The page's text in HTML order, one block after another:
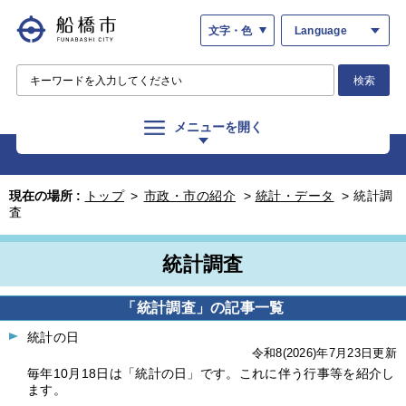
文字・色 Language
検索
メニューを開く
現在の場所 : トップ > 市政・市の紹介 > 統計・データ > 統計調
査
統計調査
「統計調査」の記事一覧
統計の日
令和8(2026)年7月23日更新
毎年10月18日は「統計の日」です。これに伴う行事等を紹介し
ます。